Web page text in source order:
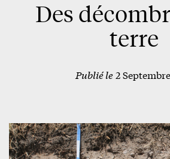
Matériaux
Nous joindre
Des
terre
Publié le2